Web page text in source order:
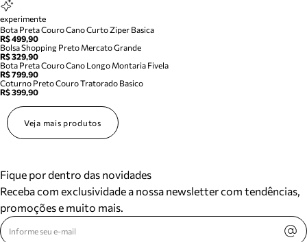
experimente
Bota Preta Couro Cano Curto Ziper Basica
R$ 499,90
Bolsa Shopping Preto Mercato Grande
R$ 329,90
Bota Preta Couro Cano Longo Montaria Fivela
R$ 799,90
Coturno Preto Couro Tratorado Basico
R$ 399,90
Veja mais produtos
Fique por dentro das novidades
Receba com exclusividade a nossa newsletter com tendências,
promoções e muito mais.